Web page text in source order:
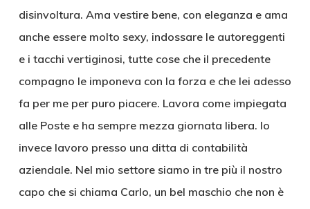
disinvoltura. Ama vestire bene, con eleganza e ama
anche essere molto sexy, indossare le autoreggenti
e i tacchi vertiginosi, tutte cose che il precedente
compagno le imponeva con la forza e che lei adesso
fa per me per puro piacere. Lavora come impiegata
alle Poste e ha sempre mezza giornata libera. Io
invece lavoro presso una ditta di contabilità
aziendale. Nel mio settore siamo in tre più il nostro
capo che si chiama Carlo, un bel maschio che non è